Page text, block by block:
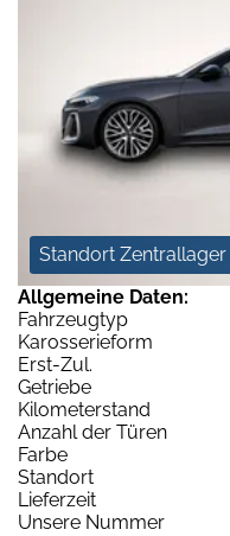
Standort Zentrallager
Allgemeine Daten:
Fahrzeugtyp
Karosserieform
Erst-Zul.
Getriebe
Kilometerstand
Anzahl der Türen
Farbe
Standort
Lieferzeit
Unsere Nummer